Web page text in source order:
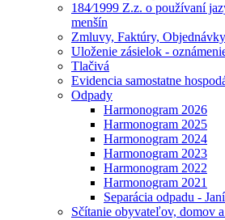
184⁄1999 Z.z. o používaní
menšín
Zmluvy, Faktúry, Objednávky
Uloženie zásielok -
Tlačivá
Evidencia samostatne
Odpady
Harmonogram 2026
Harmonogram 2025
Harmonogram 2024
Harmonogram 2023
Harmonogram 2022
Harmonogram 2021
Separácia odpadu -
Sčítanie obyvateľov, domov